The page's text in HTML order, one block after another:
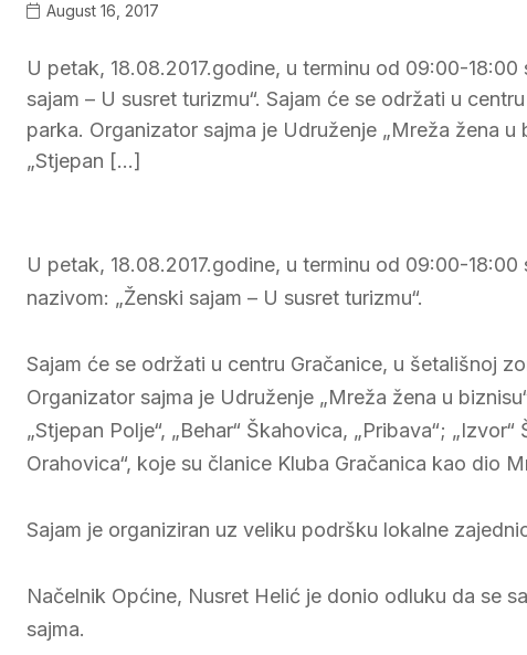
August 16, 2017
U petak, 18.08.2017.godine, u terminu od 09:00-
sajam – U susret turizmu“. Sajam će se održati u
parka. Organizator sajma je Udruženje „Mreža žena
„Stjepan […]
U petak, 18.08.2017.godine, u terminu od 09:00-
nazivom: „Ženski sajam – U susret turizmu“.
Sajam će se održati u centru Gračanice, u šetališnoj
Organizator sajma je Udruženje „Mreža žena u
„Stjepan Polje“, „Behar“ Škahovica, „Pribava“;
Orahovica“, koje su članice Kluba Gračanica kao dio
Sajam je organiziran uz veliku podršku lokalne
Načelnik Općine, Nusret Helić je donio odluku da se
sajma.